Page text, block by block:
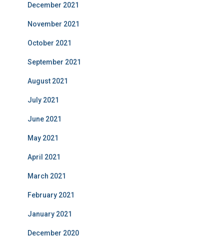
December 2021
November 2021
October 2021
September 2021
August 2021
July 2021
June 2021
May 2021
April 2021
March 2021
February 2021
January 2021
December 2020